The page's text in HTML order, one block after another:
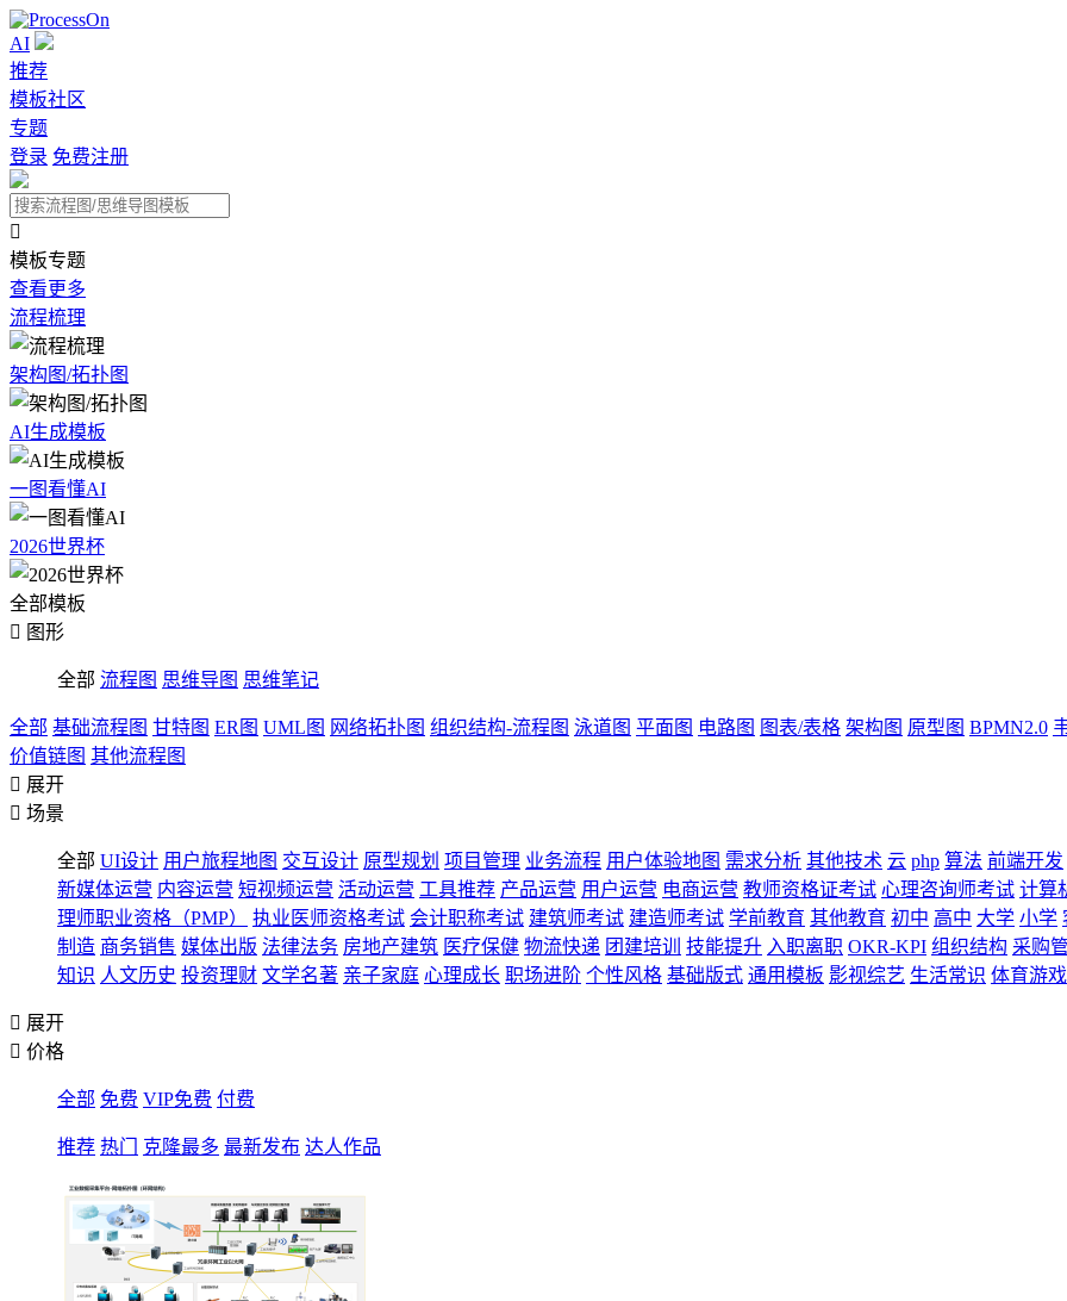
AI
推荐
模板社区
专题
登录 免费注册

模板专题
查看更多
流程梳理
架构图/拓扑图
AI生成模板
一图看懂AI
2026世界杯
全部模板
 图形
全部 流程图 思维导图 思维笔记
全部 基础流程图 甘特图 ER图 UML图 网络拓扑图 组织结构-流程图 泳道图 平面图 电路图 图表/表格 架构图 原型图 BPMN2.0
价值链图 其他流程图
 展开
 场景
全部 UI设计 用户旅程地图 交互设计 原型规划 项目管理 业务流程 用户体验地图 需求分析 其他技术 云 php 算法 前端开发
新媒体运营 内容运营 短视频运营 活动运营 工具推荐 产品运营 用户运营 电商运营 教师资格证考试 心理咨询师考试 计算
理师职业资格（PMP）
执业医师资格考试 会计职称考试 建筑师考试 建造师考试 学前教育 其他教育 初中 高中 大学 小学
制造 商务销售 媒体出版 法律法务 房地产建筑 医疗保健 物流快递 团建培训 技能提升 入职离职 OKR-KPI 组织结构 采购
知识 人文历史 投资理财 文学名著 亲子家庭 心理成长 职场进阶 个性风格 基础版式 通用模板 影视综艺 生活常识 体育游戏
 展开
 价格
全部 免费 VIP免费 付费
推荐 热门 克隆最多 最新发布 达人作品